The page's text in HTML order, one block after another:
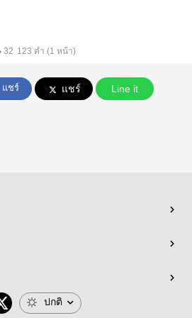
32 123 คำ (1 หน้า)
แชร์ แชร์ Line it
ปกติ